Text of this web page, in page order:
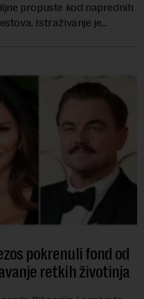
propuste kod naprednih
Istraživanje je
pokrenuli fond od
retkih životinja